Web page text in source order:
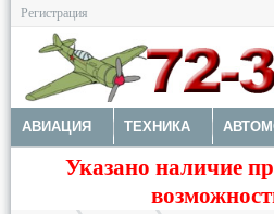
Регистрация
АВИАЦИЯ ТЕХНИКА
МОТОТЕХНИКА ТЕХНИКА
КРАСКИ И
Указано наличие